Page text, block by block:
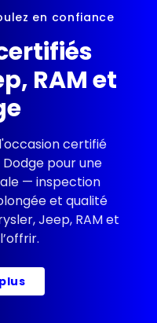
en confiance
RAM et
certifié
pour une
— inspection
et qualité
Jeep, RAM et